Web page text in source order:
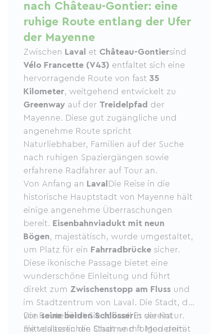
nach Château-Gontier: eine
ruhige Route entlang der Ufer
der Mayenne
Zwischen Laval et Château-Gontiersind
Vélo Francette (V43) entfaltet sich eine
hervorragende Route von fast 35
Kilometer, weitgehend entwickelt zu
Greenway auf der Treidelpfad der
Mayenne. Diese gut zugängliche und
angenehme Route spricht
Naturliebhaber, Familien auf der Suche
nach ruhigen Spaziergängen sowie
erfahrene Radfahrer auf Tour an.
Von Anfang an Laval Die Reise in die
historische Hauptstadt von Mayenne hält
einige angenehme Überraschungen
bereit. Eisenbahnviadukt mit neun
Bögen, majestätisch, wurde umgestaltet,
um Platz für ein Fahrradbrücke sicher.
Diese ikonische Passage bietet eine
wunderschöne Einleitung und führt
direkt zum Zwischenstopp am Fluss und
im Stadtzentrum von Laval. Die Stadt, die
vonseine beiden SchlösserEs vereint
mittelalterlichen Charme mit Modernität
Die Route führt Sie schnell in die Natur.
Sie verlassen die Stadt und folgen dem